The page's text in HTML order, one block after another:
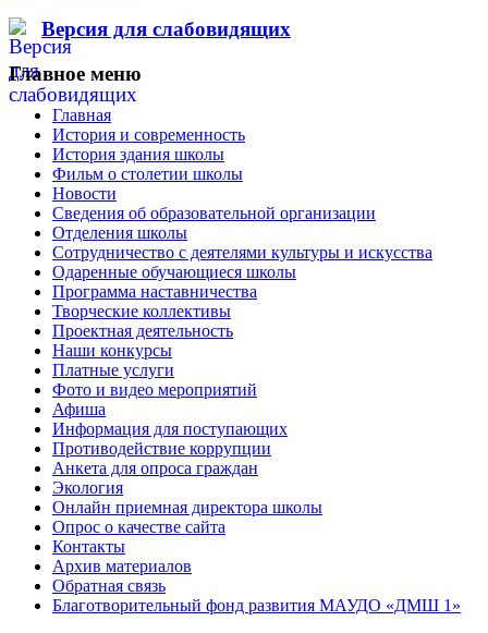
Версия для слабовидящих
Главное меню
Главная
История и современность
История здания школы
Фильм о столетии школы
Новости
Сведения об образовательной организации
Отделения школы
Сотрудничество с деятелями культуры и искусства
Одаренные обучающиеся школы
Программа наставничества
Творческие коллективы
Проектная деятельность
Наши конкурсы
Платные услуги
Фото и видео мероприятий
Афиша
Информация для поступающих
Противодействие коррупции
Анкета для опроса граждан
Экология
Онлайн приемная директора школы
Опрос о качестве сайта
Контакты
Архив материалов
Обратная связь
Благотворительный фонд развития МАУДО «ДМШ 1»